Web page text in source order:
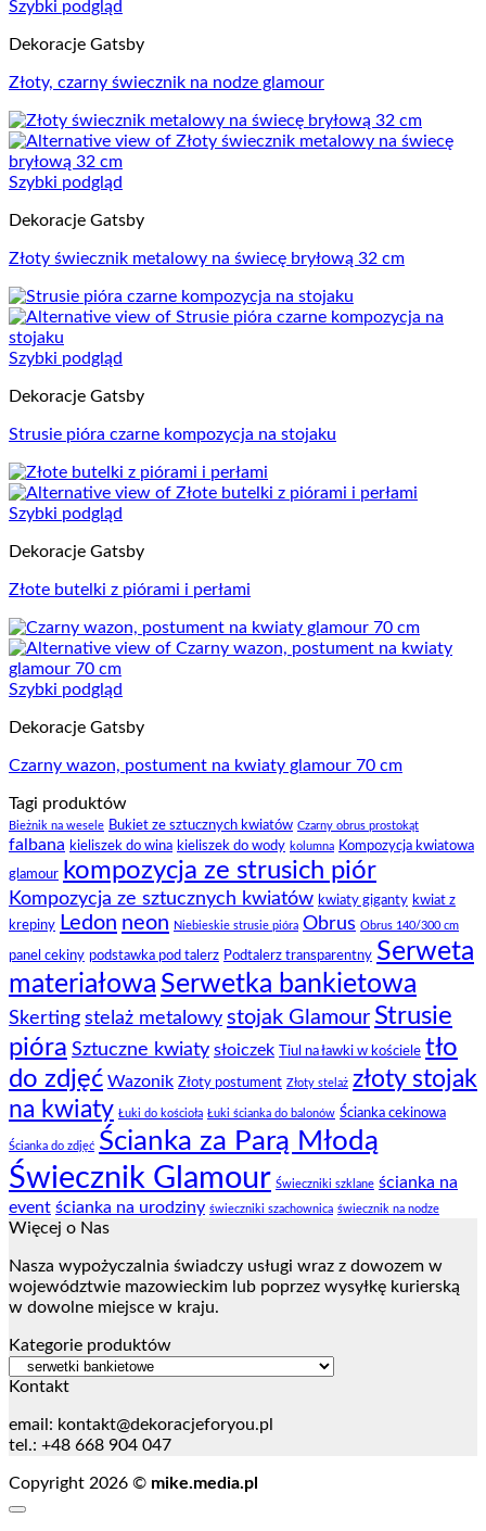
Szybki podgląd
Dekoracje Gatsby
Złoty, czarny świecznik na nodze glamour
Szybki podgląd
Dekoracje Gatsby
Złoty świecznik metalowy na świecę bryłową 32 cm
Szybki podgląd
Dekoracje Gatsby
Strusie pióra czarne kompozycja na stojaku
Szybki podgląd
Dekoracje Gatsby
Złote butelki z piórami i perłami
Szybki podgląd
Dekoracje Gatsby
Czarny wazon, postument na kwiaty glamour 70 cm
Tagi produktów
Bieżnik na wesele Bukiet ze sztucznych kwiatów Czarny obrus prostokąt
falbana kieliszek do wina kieliszek do wody kolumna Kompozycja kwiatowa
glamour kompozycja ze strusich piór
Kompozycja ze sztucznych kwiatów kwiaty giganty kwiat z
krepiny Ledon neon Niebieskie strusie pióra Obrus Obrus 140/300 cm
panel cekiny podstawka pod talerz Podtalerz transparentny Serweta
materiałowa Serwetka bankietowa
Skerting stelaż metalowy stojak Glamour Strusie
pióra Sztuczne kwiaty słoiczek Tiul na ławki w kościele tło
do zdjęć Wazonik Złoty postument Złoty stelaż złoty stojak
na kwiaty Łuki do kościoła Łuki ścianka do balonów Ścianka cekinowa
Ścianka do zdjęć Ścianka za Parą Młodą
Świecznik Glamour Świeczniki szklane ścianka na
event ścianka na urodziny świeczniki szachownica świecznik na nodze
Więcej o Nas
Nasza wypożyczalnia świadczy usługi wraz z dowozem w
województwie mazowieckim lub poprzez wysyłkę kurierską
w dowolne miejsce w kraju.
Kategorie produktów
Kontakt
email: kontakt@dekoracjeforyou.pl
tel.: +48 668 904 047
Copyright 2026 © mike.media.pl